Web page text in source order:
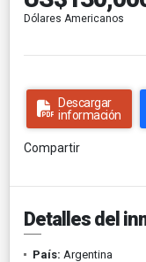
Dólares Americanos
Descargar
información
Compartir
Detalles del
País: Argentina